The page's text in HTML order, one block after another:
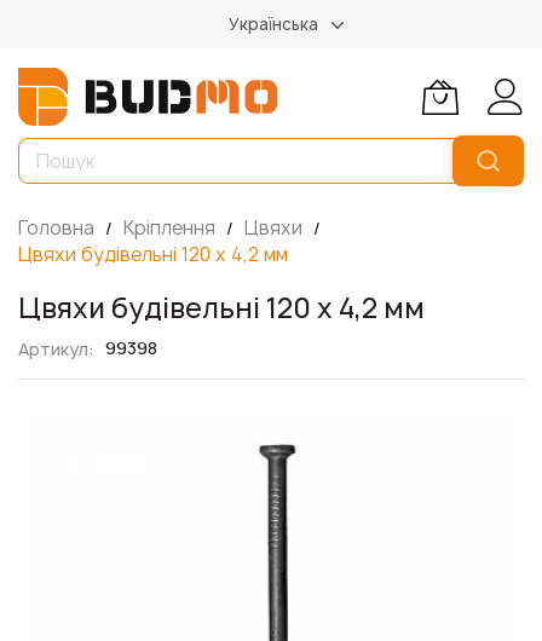
Українська
Головна Кріплення
Цвяхи
Цвяхи будівельні 120 х 4,2 мм
Цвяхи будівельні 120 х 4,2 мм
Артикул 99398